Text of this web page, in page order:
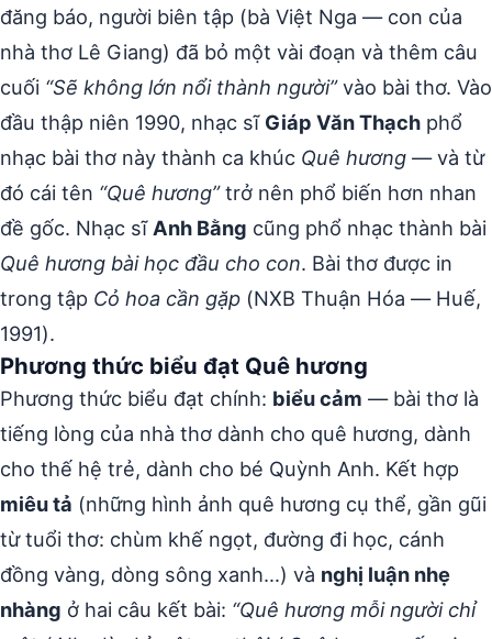
đăng báo, người biên tập (bà Việt Nga — con của
nhà thơ Lê Giang) đã bỏ một vài đoạn và thêm câu
cuối “Sẽ không lớn nổi thành người”vào bài thơ. Vào
đầu thập niên 1990, nhạc sĩ Giáp Văn Thạch phổ
nhạc bài thơ này thành ca khúc Quê hương — và từ
đó cái tên “Quê hương”trở nên phổ biến hơn nhan
đề gốc. Nhạc sĩ Anh Bằng cũng phổ nhạc thành bài
Quê hương bài học đầu cho con. Bài thơ được in
trong tập Cỏ hoa cần gặp (NXB Thuận Hóa — Huế,
1991).
Phương thức biểu đạt Quê hương
Phương thức biểu đạt chính: biểu cảm — bài thơ là
tiếng lòng của nhà thơ dành cho quê hương, dành
cho thế hệ trẻ, dành cho bé Quỳnh Anh. Kết hợp
miêu tả (những hình ảnh quê hương cụ thể, gần gũi
từ tuổi thơ: chùm khế ngọt, đường đi học, cánh
đồng vàng, dòng sông xanh…) và nghị luận nhẹ
nhàng ở hai câu kết bài: “Quê hương mỗi người chỉ